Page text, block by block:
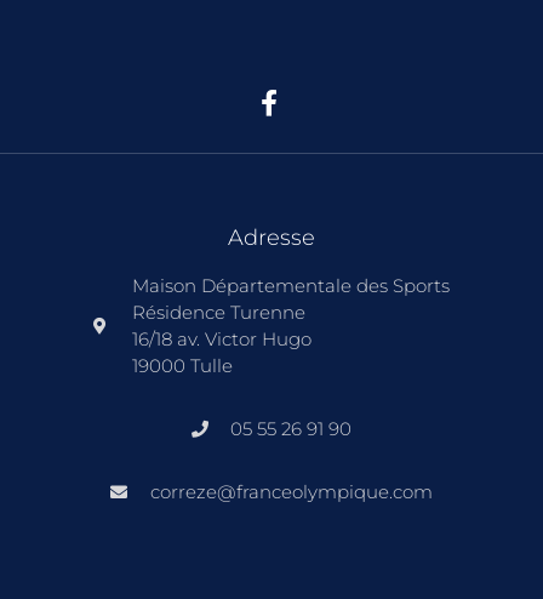
Adresse
Maison Départementale des Sports
Résidence Turenne
16/18 av. Victor Hugo
19000 Tulle
05 55 26 91 90
correze@franceolympique.com